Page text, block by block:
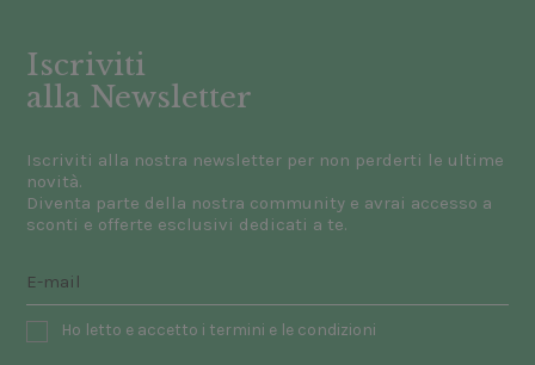
Iscriviti
alla Newsletter
Iscriviti alla nostra newsletter per non perderti le ultime
novità.
Diventa parte della nostra community e avrai accesso a
sconti e offerte esclusivi dedicati a te.
Ho letto e accetto i termini e le condizioni